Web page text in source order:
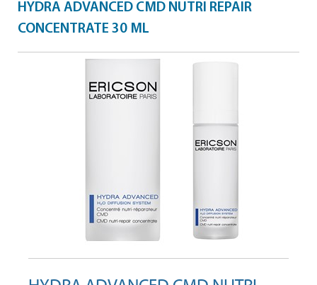
HYDRA ADVANCED CMD NUTRI REPAIR
CONCENTRATE 30 ML